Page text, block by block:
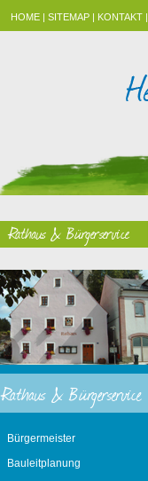
HOME| SITEMAP| KONTAKT|
Rathaus & Bürgerservice
Rathaus & Bürgerservice
Bürgermeister
Bauleitplanung